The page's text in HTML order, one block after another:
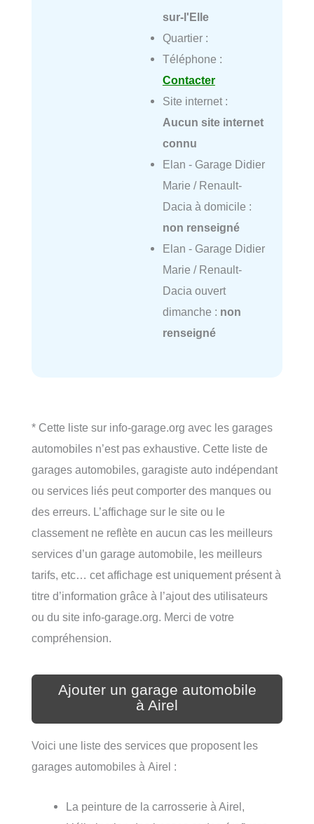
sur-l'Elle
Quartier :
Téléphone :
Contacter
Site internet :
Aucun site internet
connu
Elan - Garage Didier
Marie / Renault-
Dacia à domicile :
non renseigné
Elan - Garage Didier
Marie / Renault-
Dacia ouvert
dimanche : non
renseigné
* Cette liste sur info-garage.org avec les garages
automobiles n’est pas exhaustive. Cette liste de
garages automobiles, garagiste auto indépendant
ou services liés peut comporter des manques ou
des erreurs. L’affichage sur le site ou le
classement ne reflète en aucun cas les meilleurs
services d’un garage automobile, les meilleurs
tarifs, etc… cet affichage est uniquement présent à
titre d’information grâce à l’ajout des utilisateurs
ou du site info-garage.org. Merci de votre
compréhension.
Ajouter un garage automobile
à Airel
Voici une liste des services que proposent les
garages automobiles à Airel :
La peinture de la carrosserie à Airel,